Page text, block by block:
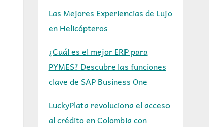
Las Mejores Experiencias de Lujo
en Helicópteros
¿Cuál es el mejor ERP para
PYMES? Descubre las funciones
clave de SAP Business One
LuckyPlata revoluciona el acceso
al crédito en Colombia con